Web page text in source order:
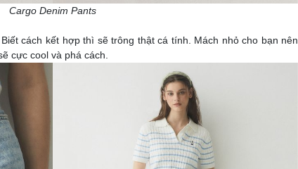
Cargo Denim Pants
cách kết hợp thì sẽ trông thật cá tính. Mách nhỏ cho bạn nên
cực cool và phá cách.